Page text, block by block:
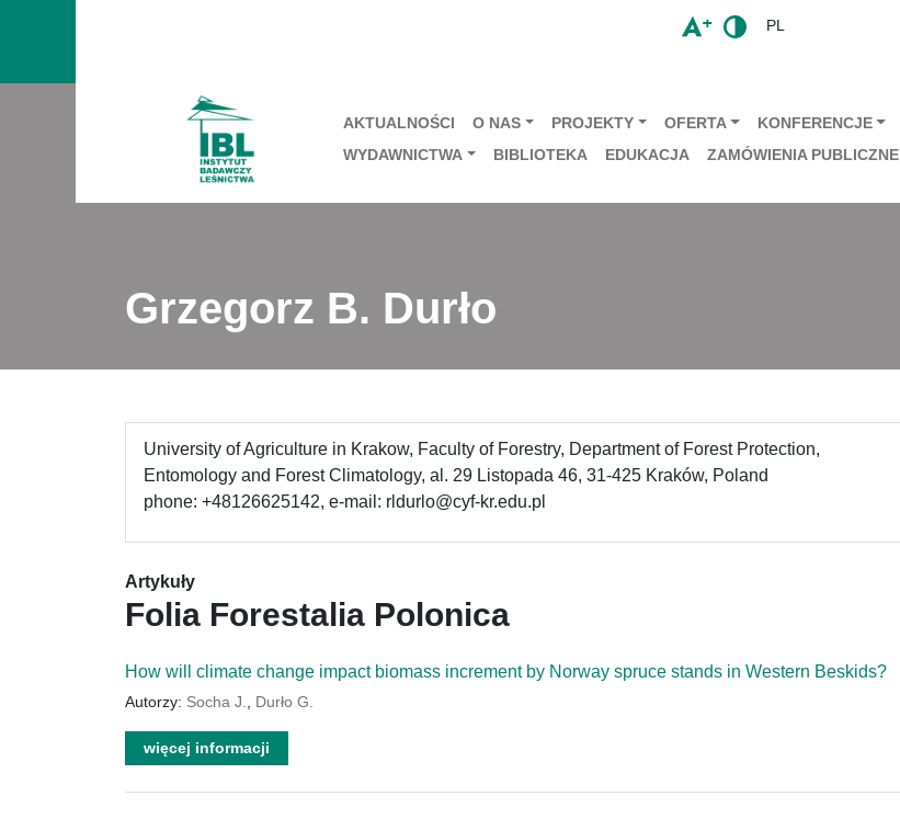
PL
AKTUALNOŚCI O NAS PROJEKTY OFERTA KONFERENCJE
WYDAWNICTWA
BIBLIOTEKA EDUKACJA ZAMÓWIENIA PUBLICZNE
Grzegorz B. Durło
University of Agriculture in Krakow, Faculty of Forestry, Department of Forest Protection,
Entomology and Forest Climatology, al. 29 Listopada 46, 31-425 Kraków, Poland
phone: +48126625142, e-mail: rldurlo@cyf-kr.edu.pl
Artykuły
Folia Forestalia Polonica
How will climate change impact biomass increment by Norway spruce stands in Western Beskids?
Autorzy: Socha J. Durło G.
więcej informacji